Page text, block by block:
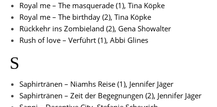
Royal me – The masquerade (1), Tina Köpke
Royal me – The birthday (2), Tina Köpke
Rückkehr ins Zombieland (2), Gena Showalter
Rush of love – Verführt (1), Abbi Glines
S
Saphirtränen – Niamhs Reise (1), Jennifer Jäger
Saphirtränen – Zeit der Begegnungen (2), Jennifer Jäger